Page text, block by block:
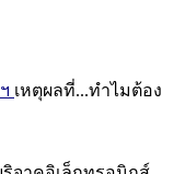
เหตุผลที่...ทำไมต้อง